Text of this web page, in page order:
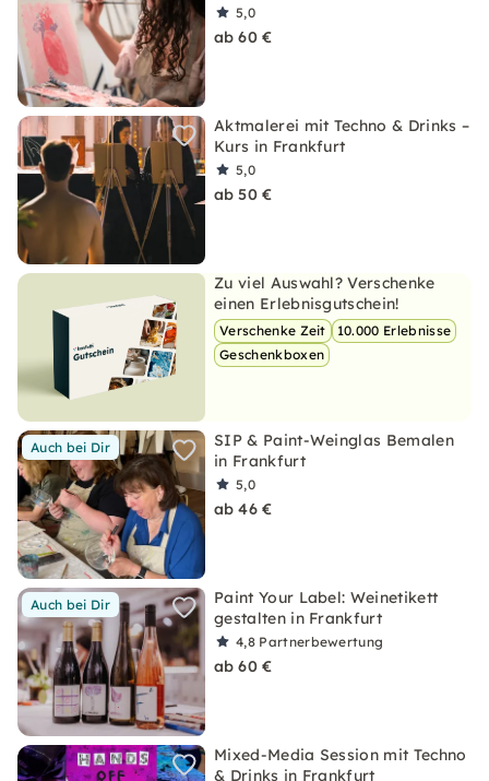
5,0
ab 60 €
Aktmalerei mit Techno & Drinks –
Kurs in Frankfurt
5,0
ab 50 €
Zu viel Auswahl? Verschenke
einen Erlebnisgutschein!
Verschenke Zeit
10.000 Erlebnisse
Geschenkboxen
Auch bei Dir
SIP & Paint-Weinglas Bemalen
in Frankfurt
5,0
ab 46 €
Auch bei Dir
Paint Your Label: Weinetikett
gestalten in Frankfurt
4,8 Partnerbewertung
ab 60 €
Mixed-Media Session mit Techno
& Drinks in Frankfurt